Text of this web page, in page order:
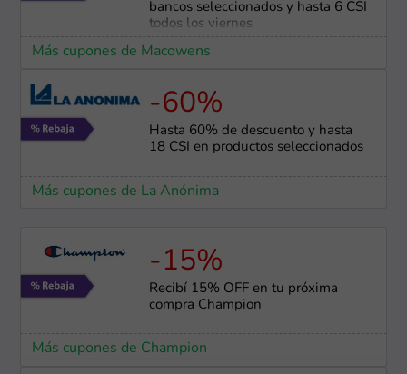
bancos seleccionados y hasta 6 CSI
todos los viernes
Más cupones de Macowens
-60%
Hasta 60% de descuento y hasta
18 CSI en productos seleccionados
Más cupones de La Anónima
-15%
Recibí 15% OFF en tu próxima
compra Champion
Más cupones de Champion